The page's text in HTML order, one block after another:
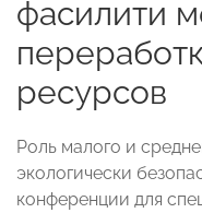
фасилити
ресурсов
Роль малого и
экологически
конференции для